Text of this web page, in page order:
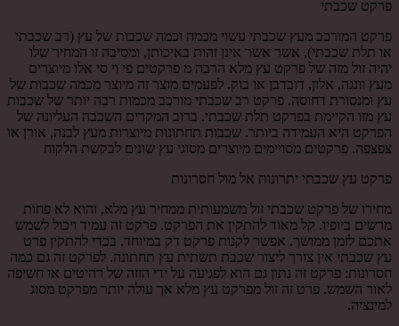
פרקט שכבתי
פרקט המורכב מעץ שכבתי עשוי מכמה וכמה שכבות של עץ (רב שכבתי
או תלת שכבתי), אשר אשר אינן זהות באיכותן, ומסיבה זו המחיר שלו
יהיה זול מזה של פרקט עץ מלא הרבה מ פרקטים פי וי סי אלו מיוצרים
מעץ וונגה, אלון, דובדבן או בוק. לפעמים מוצר זה מיוצר מכמה שכבות של
עץ ומנסורת דחוסה. פרקט רב שכבתי מורכב מכמות רבה יותר של שכבות
עץ מזו הקיימת בפרקט תלת שכבתי. ברוב המקרים השכבה העליונה של
הפרקט היא העמידה ביותר. שכבות תחתונות מיוצרות מעץ לבנה, אורן או
צפצפה. פרקטים מסויימים מיוצרים מסוגי עץ שונים לבקשת הלקוח
פרקט עץ שכבתי יתרונות אל מול חסרונות
מחירו של פרקט שכבתי זול משמעותית ממחיר עץ מלא, והוא לא פחות
מרשים ביופיו. קל מאוד להתקין את הפרקט. פרקט זה עמיד ויכול לשמש
אתכם לזמן ממושך. אפשר לקנות פרקט דק במיוחד. בכדי להתקין פרט
עץ שכבתי אין צורך ליצור שכבת תשתית עץ תחתונה. לפרקט זה גם כמה
חסרונות: פרקט זה נתון גם הוא לפגיעה על ידי הזזה של רהיטים או חשיפה
לאור השמש. פרט זה זול מפרקט עץ מלא אך עולה יותר מפרקט מסוג
למינציה.